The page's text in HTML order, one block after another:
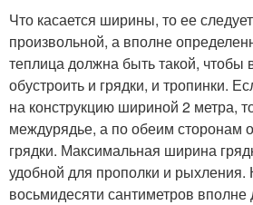
Что касается ширины, то ее
произвольной, а вполне
теплица должна быть такой,
обустроить и грядки, и тропинки.
на конструкцию шириной 2 метра,
междурядье, а по обеим сторонам
грядки. Максимальная ширина
удобной для прополки и рыхления.
восьмидесяти сантиметров вполне